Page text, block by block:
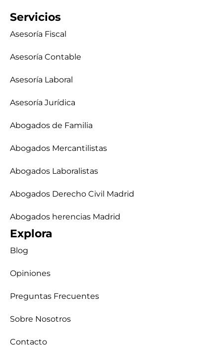
Servicios
Asesoría Fiscal
Asesoría Contable
Asesoría Laboral
Asesoría Jurídica
Abogados de Familia
Abogados Mercantilistas
Abogados Laboralistas
Abogados Derecho Civil Madrid
Abogados herencias Madrid
Explora
Blog
Opiniones
Preguntas Frecuentes
Sobre Nosotros
Contacto